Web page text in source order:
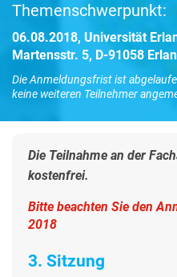
Themenschwerpunkt:
06.08.2018, Universität
Martensstr. 5, D-91058
Die Anmeldungsfrist ist
keine weiteren Teilnehmer
Die Teilnahme an der
kostenfrei.
Bitte beachten Sie den
2018
3. Sitzung